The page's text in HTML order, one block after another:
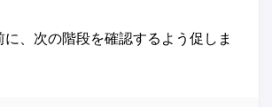
に、次の階段を確認するよう促しま